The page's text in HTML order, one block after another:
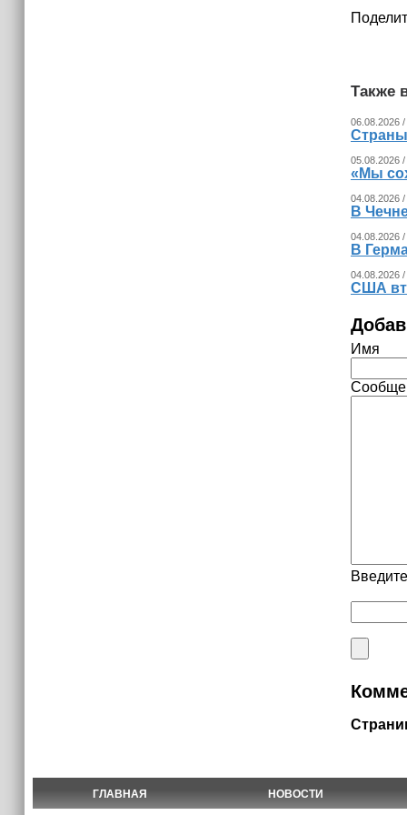
Также
06.08.2026
05.08.2026
«Мы
04.08.2026
В
04.08.2026 /
В
04.08.2026
США
Имя
ГЛАВНАЯ НОВОСТИ